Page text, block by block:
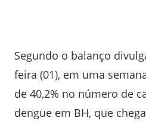
Segundo o balanço
feira (01), em uma
de 40,2% no número de
dengue em BH, que